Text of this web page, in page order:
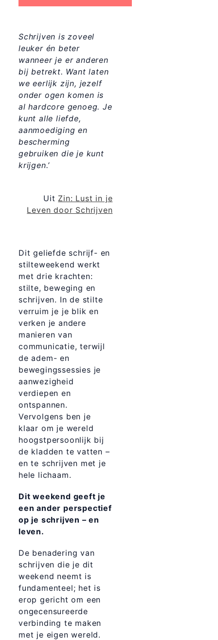
Schrijven is zoveel
leuker én beter
wanneer je er anderen
bij betrekt. Want laten
we eerlijk zijn, jezelf
onder ogen komen is
al hardcore genoeg. Je
kunt alle liefde,
aanmoediging en
bescherming
gebruiken die je kunt
krijgen.’
Uit Zin: Lust in je
Leven door Schrijven
Dit geliefde schrijf- en
stilteweekend werkt
met drie krachten:
stilte, beweging en
schrijven. In de stilte
verruim je je blik en
verken je andere
manieren van
communicatie, terwijl
de adem- en
bewegingssessies je
aanwezigheid
verdiepen en
ontspannen.
Vervolgens ben je
klaar om je wereld
hoogstpersoonlijk bij
de kladden te vatten –
en te schrijven met je
hele lichaam.
Dit weekend geeft je
een ander perspectief
op je schrijven – en
leven.
De benadering van
schrijven die je dit
weekend neemt is
fundamenteel; het is
erop gericht om een
ongecensureerde
verbinding te maken
met je eigen wereld.